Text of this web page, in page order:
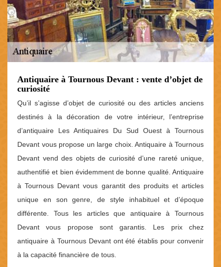
Antiquaire à Tournous Devant : vente d’objet de
curiosité
Qu’il s’agisse d’objet de curiosité ou des articles anciens
destinés à la décoration de votre intérieur, l’entreprise
d’antiquaire Les Antiquaires Du Sud Ouest à Tournous
Devant vous propose un large choix. Antiquaire à Tournous
Devant vend des objets de curiosité d’une rareté unique,
authentifié et bien évidemment de bonne qualité. Antiquaire
à Tournous Devant vous garantit des produits et articles
unique en son genre, de style inhabituel et d’époque
différente. Tous les articles que antiquaire à Tournous
Devant vous propose sont garantis. Les prix chez
antiquaire à Tournous Devant ont été établis pour convenir
à la capacité financière de tous.